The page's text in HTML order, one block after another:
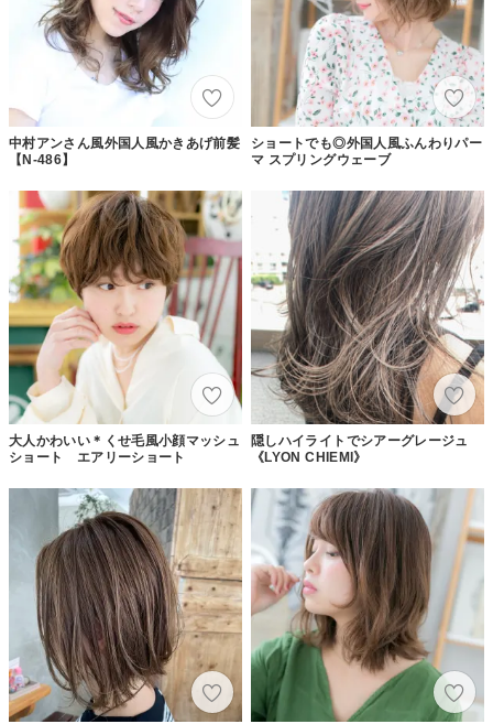
中村アンさん風外国人風かきあげ前髪
【N-486】
ショートでも◎外国人風ふんわりパー
マ スプリングウェーブ
大人かわいい＊くせ毛風小顔マッシュ
ショート エアリーショート
隠しハイライトでシアーグレージュ
《LYON CHIEMI》